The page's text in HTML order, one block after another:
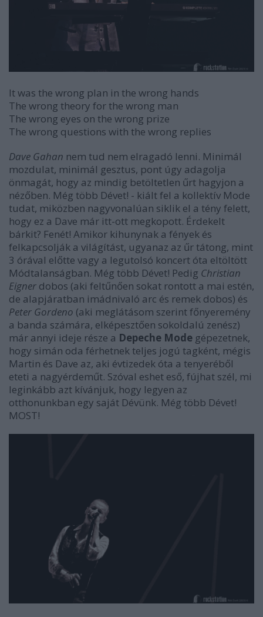
It was the wrong plan in the wrong hands
The wrong theory for the wrong man
The wrong eyes on the wrong prize
The wrong questions with the wrong replies
Dave Gahan nem tud nem elragadó lenni. Minimál
mozdulat, minimál gesztus, pont úgy adagolja
önmagát, hogy az mindig betöltetlen űrt hagyjon a
nézőben. Még több Dévet! - kiált fel a kollektív Mode
tudat, miközben nagyvonalúan siklik el a tény felett,
hogy ez a Dave már itt-ott megkopott. Érdekelt
bárkit? Fenét! Amikor kihunynak a fények és
felkapcsolják a világítást, ugyanaz az űr tátong, mint
3 órával előtte vagy a legutolsó koncert óta eltöltött
Módtalanságban. Még több Dévet! Pedig Christian
Eigner dobos (aki feltűnően sokat rontott a mai estén,
de alapjáratban imádnivaló arc és remek dobos) és
Peter Gordeno (aki meglátásom szerint főnyeremény
a banda számára, elképesztően sokoldalú zenész)
már annyi ideje része a Depeche Mode gépezetnek,
hogy simán oda férhetnek teljes jogú tagként, mégis
Martin és Dave az, aki évtizedek óta a tenyeréből
eteti a nagyérdeműt. Szóval eshet eső, fújhat szél, mi
leginkább azt kívánjuk, hogy legyen az
otthonunkban egy saját Dévünk. Még több Dévet!
MOST!